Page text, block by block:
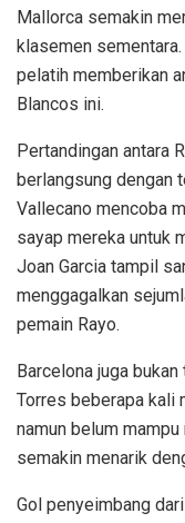
Mallorca semakin
klasemen
pelatih memberikan
Blancos ini.
Pertandingan antara
berlangsung dengan
Vallecano mencoba
sayap mereka untuk
Joan Garcia tampil
menggagalkan
pemain Rayo.
Barcelona juga bukan
Torres beberapa kali
namun belum
semakin menarik
Gol penyeimbang